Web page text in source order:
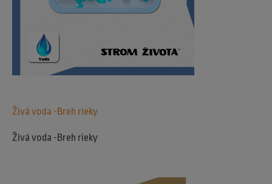
Živá voda -Breh rieky
Živá voda -Breh rieky